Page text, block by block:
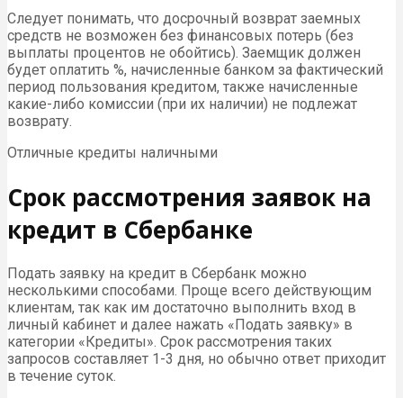
Следует понимать, что досрочный возврат заемных
средств не возможен без финансовых потерь (без
выплаты процентов не обойтись). Заемщик должен
будет оплатить %, начисленные банком за фактический
период пользования кредитом, также начисленные
какие-либо комиссии (при их наличии) не подлежат
возврату.
Отличные кредиты наличными
Срок рассмотрения заявок на
кредит в Сбербанке
Подать заявку на кредит в Сбербанк можно
несколькими способами. Проще всего действующим
клиентам, так как им достаточно выполнить вход в
личный кабинет и далее нажать «Подать заявку» в
категории «Кредиты». Срок рассмотрения таких
запросов составляет 1-3 дня, но обычно ответ приходит
в течение суток.